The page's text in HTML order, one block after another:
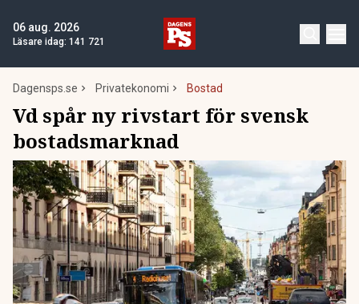
06 aug. 2026
Läsare idag: 141 721
Dagensps.se Privatekonomi Bostad
Vd spår ny rivstart för svensk
bostadsmarknad